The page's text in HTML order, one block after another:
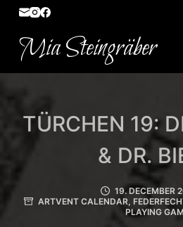
S
k
p
Mia Steingräber
TÜRCHEN 19:
& DR.
19. DECEMBER
ARTVENT CALENDAR,
PLAYING